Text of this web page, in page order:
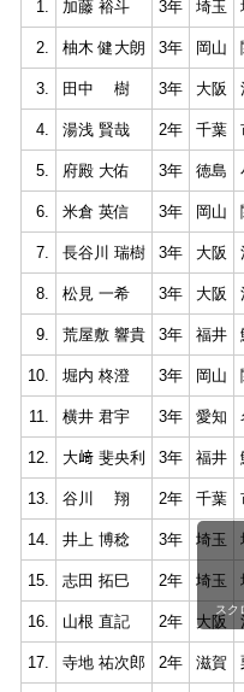
1. 加藤 裕斗 3年 埼玉
2. 柚木 健大朗 3年 岡山
3. 田中 樹 3年 大阪
4. 湯浅 賢哉 2年 千葉
5. 府殿 大佑 3年 徳島
6. 米倉 英信 3年 岡山
7. 長谷川 瑞樹 3年 大阪
8. 松見 一希 3年 大阪
9. 荒屋敷 響貴 3年 福井
10. 堀内 柊澄 3年 岡山
11. 横井 君宇 3年 愛知
12. 大﨑 斐央利 3年 福井
13. 谷川 翔 2年 千葉
14. 井上 博稔 3年 埼玉
15. 志田 拓巳 2年 埼玉
16. 山根 直記 2年 大阪
17. 寺地 祐次郎 2年 滋賀
スク